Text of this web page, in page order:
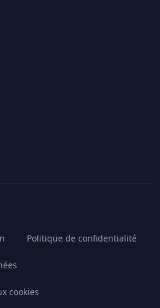
Politique de confidentialité
cookies